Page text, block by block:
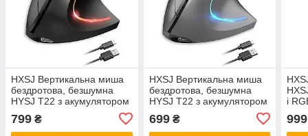
HXSJ Вертикальна миша
бездротова, безшумна
HYSJ Т22 з акумулятором
Bluetooth Black
799 ₴
HXSJ Вертикальна миша
бездротова, безшумна
HYSJ Т22 з акумулятором
Bluetooth Grey
699₴
і
999